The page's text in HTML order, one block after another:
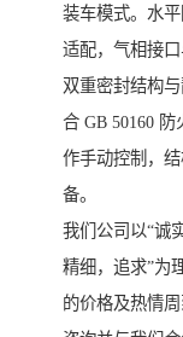
装车模式。水
适配，气相接
双重密封结构
合 GB 50160
作手动控制，
备。
我们公司以“诚
精细，追求”为
的价格及热情